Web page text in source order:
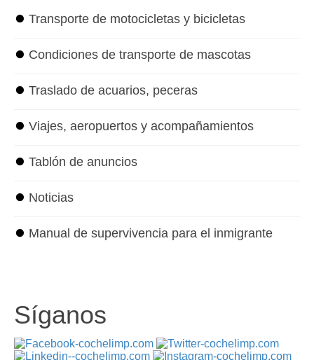
⏺ Transporte de motocicletas y bicicletas
⏺ Condiciones de transporte de mascotas
⏺ Traslado de acuarios, peceras
⏺ Viajes, aeropuertos y acompañamientos
⏺ Tablón de anuncios
⏺ Noticias
⏺ Manual de supervivencia para el inmigrante
Síganos